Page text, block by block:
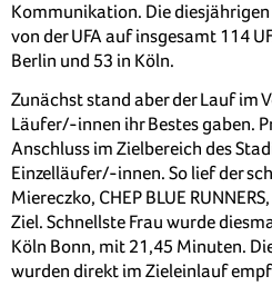
Kommunikation. Die
von der UFA auf insgesamt 114
Berlin und 53 in Köln.
Zunächst stand aber der Lauf im
Läufer/-innen ihr Bestes gaben.
Anschluss im Zielbereich des
Einzelläufer/-innen. So lief der
Miereczko, CHEP BLUE
Ziel. Schnellste Frau wurde
Köln Bonn, mit 21,45 Minuten.
wurden direkt im Zieleinlauf